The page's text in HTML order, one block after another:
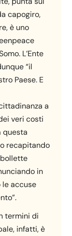
capogiro,
è uno
L’Ente
“il
Paese. E
a
veri costi
questa
recapitando
in
le accuse
termini di
infatti, è